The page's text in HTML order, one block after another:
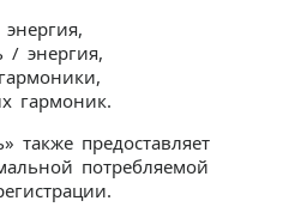
/ энергия,
гармоник.
также предоставляет
потребляемой